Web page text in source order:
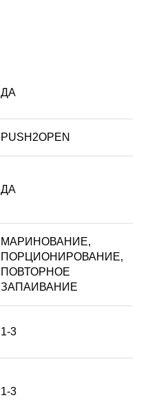
ДА
PUSH2OPEN
ДА
МАРИНОВАНИЕ,
ПОРЦИОНИРОВАНИЕ,
ПОВТОРНОЕ
ЗАПАИВАНИЕ
1-3
1-3